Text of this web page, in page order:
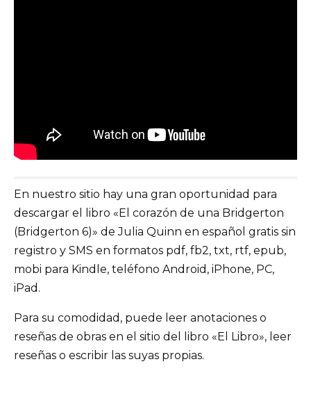
En nuestro sitio hay una gran oportunidad para
descargar el libro «El corazón de una Bridgerton
(Bridgerton 6)» de Julia Quinn en español gratis sin
registro y SMS en formatos pdf, fb2, txt, rtf, epub,
mobi para Kindle, teléfono Android, iPhone, PC,
iPad.
Para su comodidad, puede leer anotaciones o
reseñas de obras en el sitio del libro «El Libro», leer
reseñas o escribir las suyas propias.